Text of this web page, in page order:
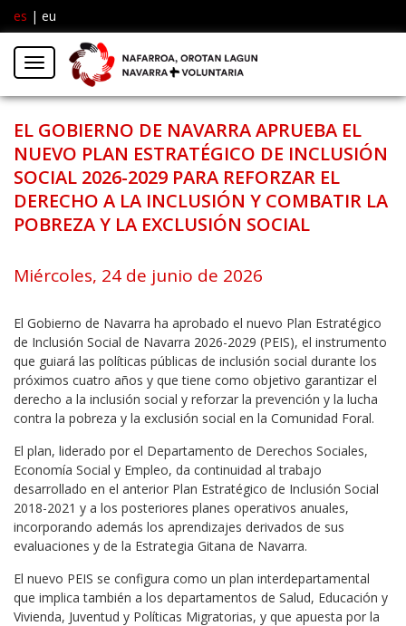
es | eu
Menú
EL GOBIERNO DE NAVARRA APRUEBA EL
NUEVO PLAN ESTRATÉGICO DE INCLUSIÓN
SOCIAL 2026-2029 PARA REFORZAR EL
DERECHO A LA INCLUSIÓN Y COMBATIR LA
POBREZA Y LA EXCLUSIÓN SOCIAL
Miércoles, 24 de junio de 2026
El Gobierno de Navarra ha aprobado el nuevo Plan Estratégico
de Inclusión Social de Navarra 2026-2029 (PEIS), el instrumento
que guiará las políticas públicas de inclusión social durante los
próximos cuatro años y que tiene como objetivo garantizar el
derecho a la inclusión social y reforzar la prevención y la lucha
contra la pobreza y la exclusión social en la Comunidad Foral.
El plan, liderado por el Departamento de Derechos Sociales,
Economía Social y Empleo, da continuidad al trabajo
desarrollado en el anterior Plan Estratégico de Inclusión Social
2018-2021 y a los posteriores planes operativos anuales,
incorporando además los aprendizajes derivados de sus
evaluaciones y de la Estrategia Gitana de Navarra.
El nuevo PEIS se configura como un plan interdepartamental
que implica también a los departamentos de Salud, Educación y
Vivienda, Juventud y Políticas Migratorias, y que apuesta por la